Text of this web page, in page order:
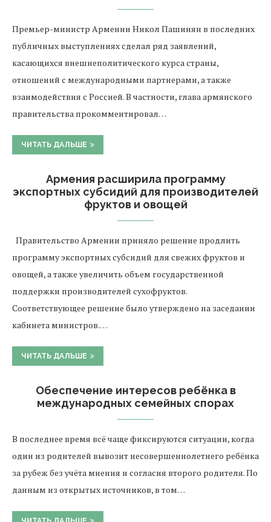
Премьер-министр Армении Никол Пашинян в последних
публичных выступлениях сделал ряд заявлений,
касающихся внешнеполитического курса страны,
отношений с международными партнерами, а также
взаимодействия с Россией. В частности, глава армянского
правительства прокомментировал…
ЧИТАТЬ ДАЛЬШЕ
Армения расширила программу
экспортных субсидий для производителей
фруктов и овощей
Правительство Армении приняло решение продлить
программу экспортных субсидий для свежих фруктов и
овощей, а также увеличить объем государственной
поддержки производителей сухофруктов.
Соответствующее решение было утверждено на заседании
кабинета министров.…
ЧИТАТЬ ДАЛЬШЕ
Обеспечение интересов ребёнка в
международных семейных спорах
В последнее время всё чаще фиксируются ситуации, когда
один из родителей вывозит несовершеннолетнего ребёнка
за рубеж без учёта мнения и согласия второго родителя. По
данным из открытых источников, в том…